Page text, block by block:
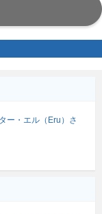
ー・エル（Eru）さ